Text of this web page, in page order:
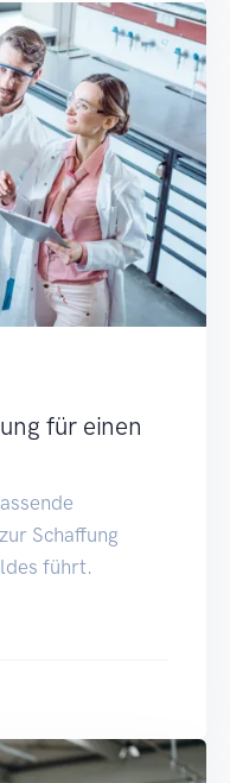
für einen
Schaffung
führt.